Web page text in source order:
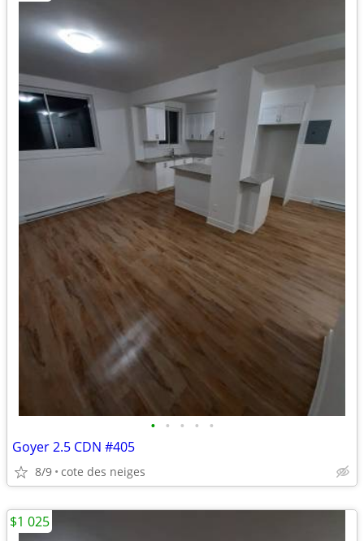
• • • • •
Goyer 2.5­ CDN #405
8/9 cote des neiges
$1 025